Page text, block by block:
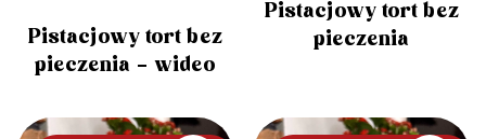
Pistacjowy tort bez
pieczenia – wideo
Pistacjowy tort bez
pieczenia